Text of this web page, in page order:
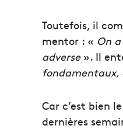
Toutefois, il
mentor : « On
adverse». Il
fondamentaux,
Car c’est bien
dernières